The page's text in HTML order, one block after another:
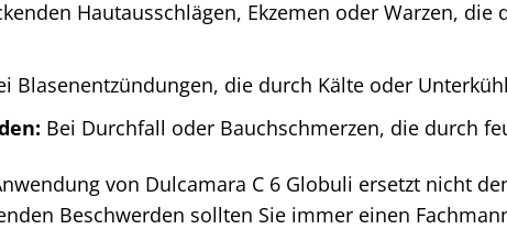
Hautausschlägen, Ekzemen oder Warzen,
Blasenentzündungen, die durch Kälte oder
Bei Durchfall oder Bauchschmerzen, die durch
von Dulcamara C 6 Globuli ersetzt nicht
Beschwerden sollten Sie immer einen